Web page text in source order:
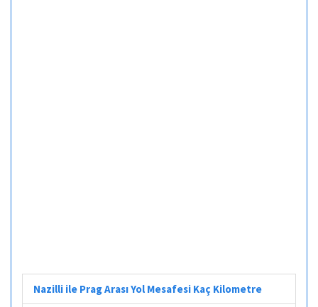
Nazilli ile Prag Arası Yol Mesafesi Kaç Kilometre